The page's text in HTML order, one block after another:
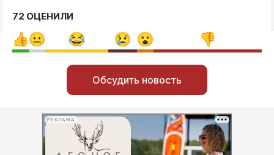
72 ОЦЕНИЛИ
Обсудить новость
РЕКЛАМА